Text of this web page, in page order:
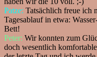
Patze: Tatsächlich freue ich
Tagesablauf in etwa:
Bett!
Peter: Wir konnten zum
doch wesentlich